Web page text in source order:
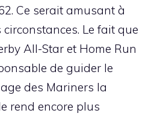
Ce serait amusant à
Le fait que
All-Star et Home Run
de guider le
des Mariners la
rend encore plus